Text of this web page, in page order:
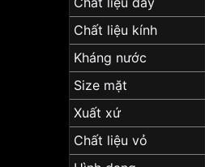
Chất liệu kính
Kháng nước
Size mặt
Xuất xứ
Chất liệu vỏ